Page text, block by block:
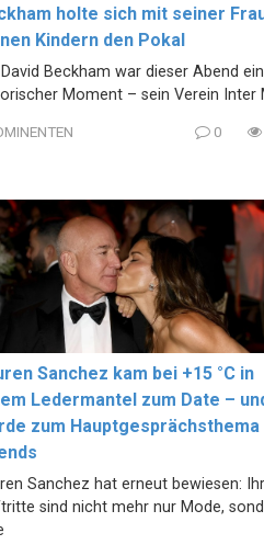
holte sich mit seiner
Kindern den Pokal
David Beckham war dieser Abend ein
Moment – sein Verein Inter
0
Sanchez kam bei +15 °C in
Ledermantel zum Date –
zum Hauptgesprächsthema
Sanchez hat erneut bewiesen:
sind nicht mehr nur Mode,